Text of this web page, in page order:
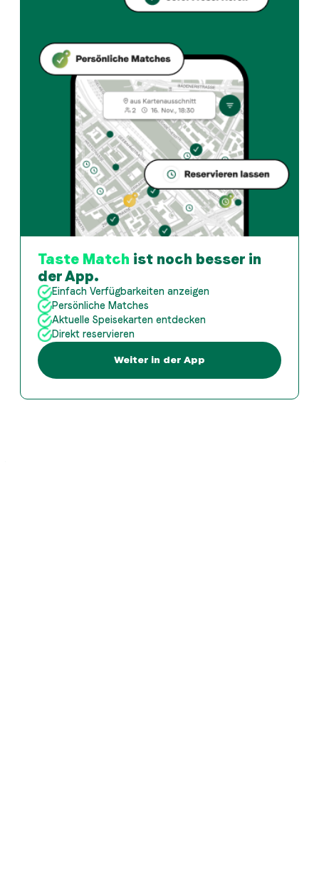
Wann ist Restaurant Namaste Oerlikon geöffnet?
Die Taste Match App analysiert deinen
Taste Match ist noch besser in
der App.
Einfach Verfügbarkeiten anzeigen
Persönliche Matches
Aktuelle Speisekarten entdecken
Direkt reservieren
Weiter in der App